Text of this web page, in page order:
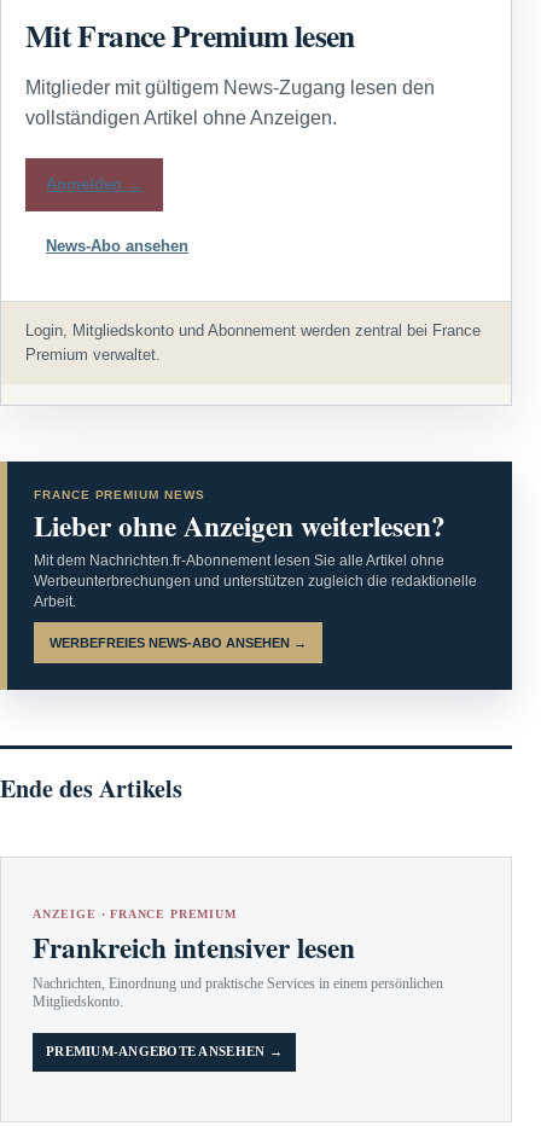
Mit France Premium lesen
Mitglieder mit gültigem News-Zugang lesen den
vollständigen Artikel ohne Anzeigen.
Anmelden →
News-Abo ansehen
Login, Mitgliedskonto und Abonnement werden zentral bei France
Premium verwaltet.
FRANCE PREMIUM NEWS
Lieber ohne Anzeigen weiterlesen?
Mit dem Nachrichten.fr-Abonnement lesen Sie alle Artikel ohne
Werbeunterbrechungen und unterstützen zugleich die redaktionelle
Arbeit.
WERBEFREIES NEWS-ABO ANSEHEN →
Ende des Artikels
ANZEIGE · FRANCE PREMIUM
Frankreich intensiver lesen
Nachrichten, Einordnung und praktische Services in einem persönlichen
Mitgliedskonto.
PREMIUM-ANGEBOTE ANSEHEN →